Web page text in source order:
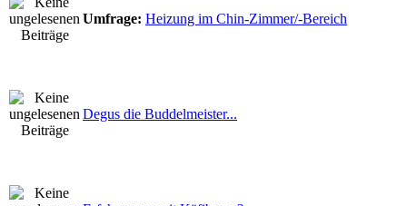
Umfrage: Heizung im Chin-Zimmer/-Bereich
Degus die Buddelmeister...